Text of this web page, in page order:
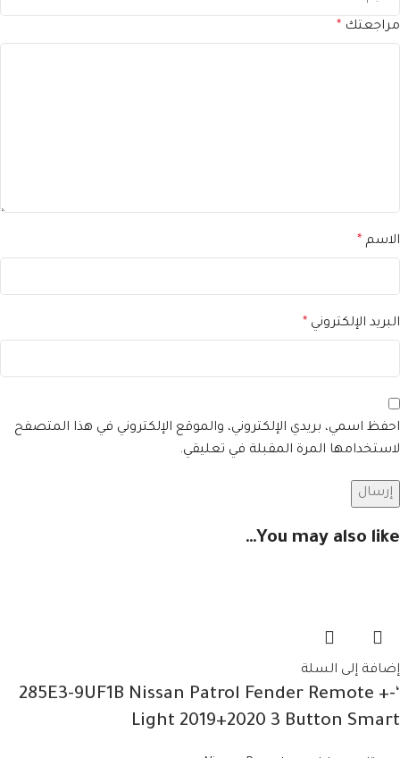
مراجعتك *
الاسم *
البريد الإلكتروني *
احفظ اسمي، بريدي الإلكتروني، والموقع الإلكتروني في هذا المتصفح
لاستخدامها المرة المقبلة في تعليقي.
You may also like…
إضافة إلى السلة
‘-285E3-9UF1B Nissan Patrol Fender Remote +
Light 2019+2020 3 Button Smart